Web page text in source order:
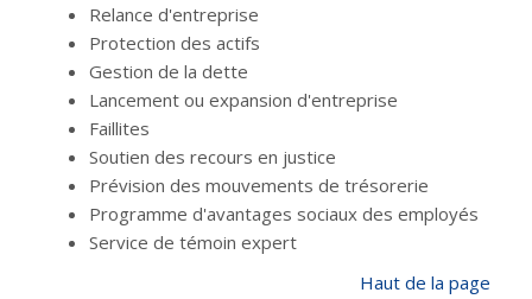
Relance d'entreprise
Protection des actifs
Gestion de la dette
Lancement ou expansion d'entreprise
Faillites
Soutien des recours en justice
Prévision des mouvements de trésorerie
Programme d'avantages sociaux des employés
Service de témoin expert
Haut de la page